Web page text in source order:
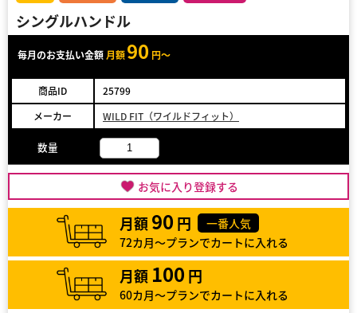
シングルハンドル
毎月のお支払い金額 月額90 円～
商品ID
25799
メーカー
WILD FIT（ワイルドフィット）
数量
お気に入り登録する
月額 90 円
一番人気
72カ月～プランでカートに入れる
月額 100 円
60カ月～プランでカートに入れる